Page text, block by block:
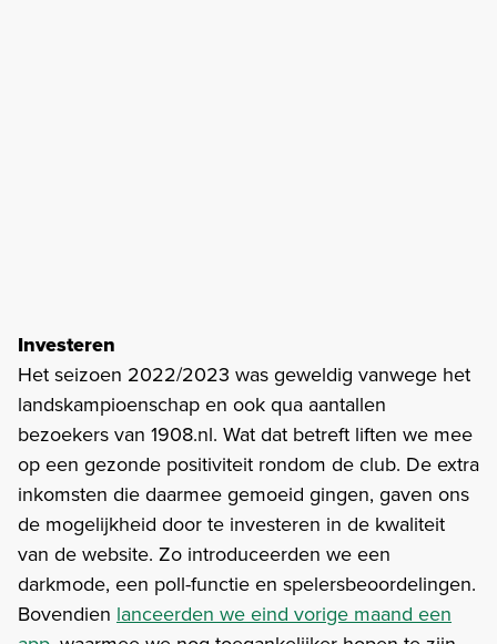
Investeren
Het seizoen 2022/2023 was geweldig vanwege het
landskampioenschap en ook qua aantallen
bezoekers van 1908.nl. Wat dat betreft liften we mee
op een gezonde positiviteit rondom de club. De extra
inkomsten die daarmee gemoeid gingen, gaven ons
de mogelijkheid door te investeren in de kwaliteit
van de website. Zo introduceerden we een
darkmode, een poll-functie en spelersbeoordelingen.
Bovendien lanceerden we eind vorige maand een